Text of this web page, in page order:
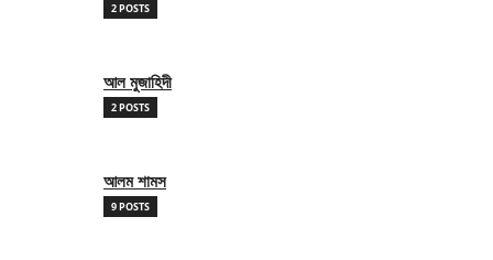
2 POSTS
আল মুজাহিদী
2 POSTS
আলম শামস
9 POSTS